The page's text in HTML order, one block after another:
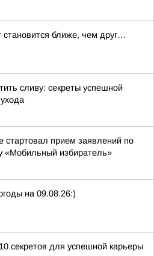
становится ближе, чем друг…
сливу: секреты успешной
стартовал прием заявлений по
«Мобильный избиратель»
на 09.08.26:)
секретов для успешной карьеры